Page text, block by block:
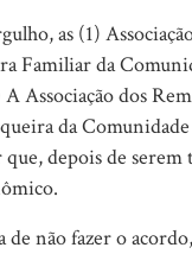
as (1)
Familiar da
A Associação dos
da
depois de serem
não fazer o